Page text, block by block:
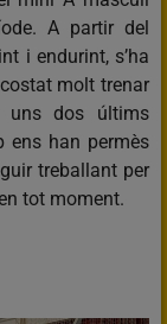
A partir del
i endurint, s’ha
molt trenar
uns dos últims
ens han permès
treballant per
tot moment.